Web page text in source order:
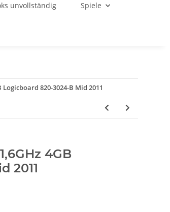
unvollständig Spiele
820-3024-B Mid 2011
4GB
2011